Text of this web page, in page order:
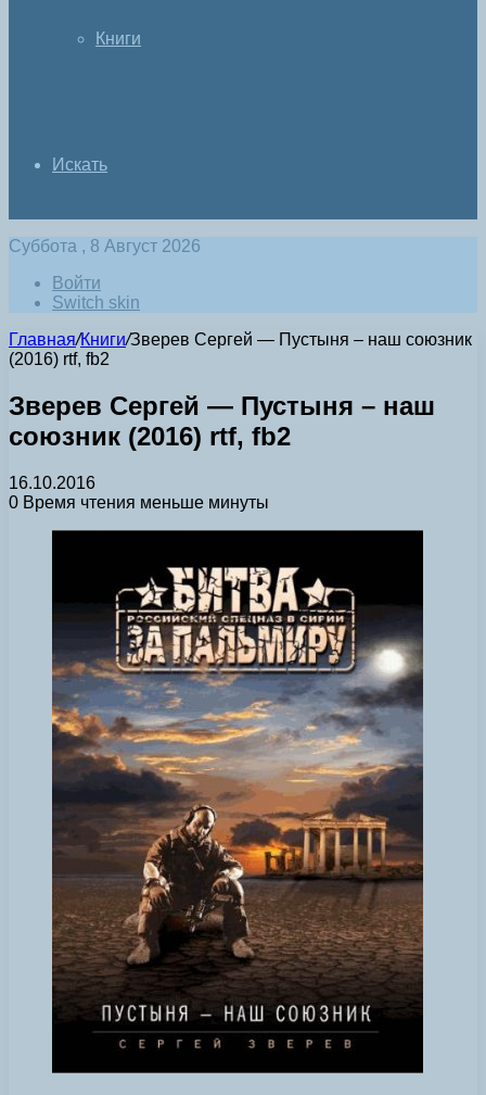
Книги
Искать
Суббота , 8 Август 2026
Войти
Switch skin
Главная/Книги/Зверев Сергей — Пустыня – наш союзник
(2016) rtf, fb2
Зверев Сергей — Пустыня – наш
союзник (2016) rtf, fb2
16.10.2016
0 Время чтения меньше минуты